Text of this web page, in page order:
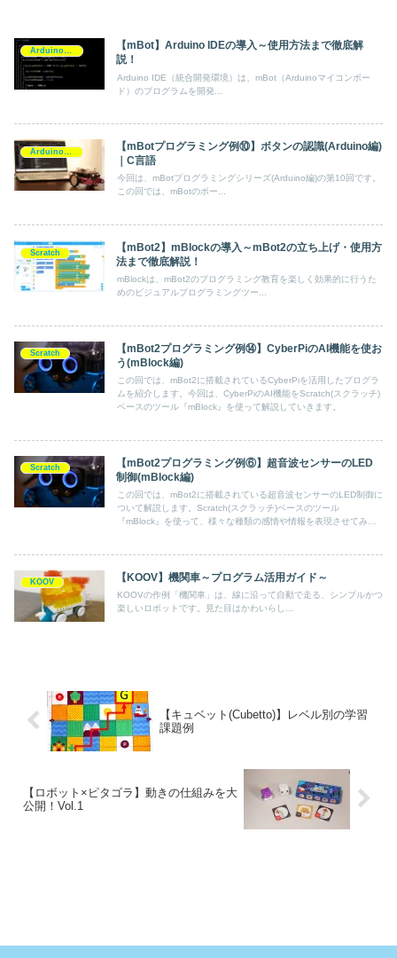
【mBot】Arduino IDEの導入～使用方法まで徹底解
説！
Arduino IDE（統合開発環境）は、mBot（Arduinoマイコンボー
ド）のプログラムを開発...
【mBotプログラミング例⑩】ボタンの認識(Arduino編)
｜C言語
今回は、mBotプログラミングシリーズ(Arduino編)の第10回です。
この回では、mBotのボー...
Scratch
【mBot2】mBlockの導入～mBot2の立ち上げ・使用方
法まで徹底解説！
mBlockは、mBot2のプログラミング教育を楽しく効果的に行うた
めのビジュアルプログラミングツー...
Scratch
【mBot2プログラミング例⑭】CyberPiのAI機能を使お
う(mBlock編)
この回では、mBot2に搭載されているCyberPiを活用したプログラ
ムを紹介します。今回は、CyberPiのAI機能をScratch(スクラッチ)
ベースのツール『mBlock』を使って解説していきます。
Scratch
【mBot2プログラミング例⑥】超音波センサーのLED
制御(mBlock編)
この回では、mBot2に搭載されている超音波センサーのLED制御に
ついて解説します。Scratch(スクラッチ)ベースのツール
『mBlock』を使って、様々な種類の感情や情報を表現させてみま
KOOV 【KOOV】機関車～プログラム活用ガイド～
KOOVの作例「機関車」は、線に沿って自動で走る、シンプルかつ
楽しいロボットです。見た目はかわいらし...
【キュベット(Cubetto)】レベル別の学習
課題例
【ロボット×ピタゴラ】動きの仕組みを大
公開！Vol.1